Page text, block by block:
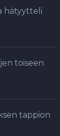
hätyytteli
toiseen
tappion